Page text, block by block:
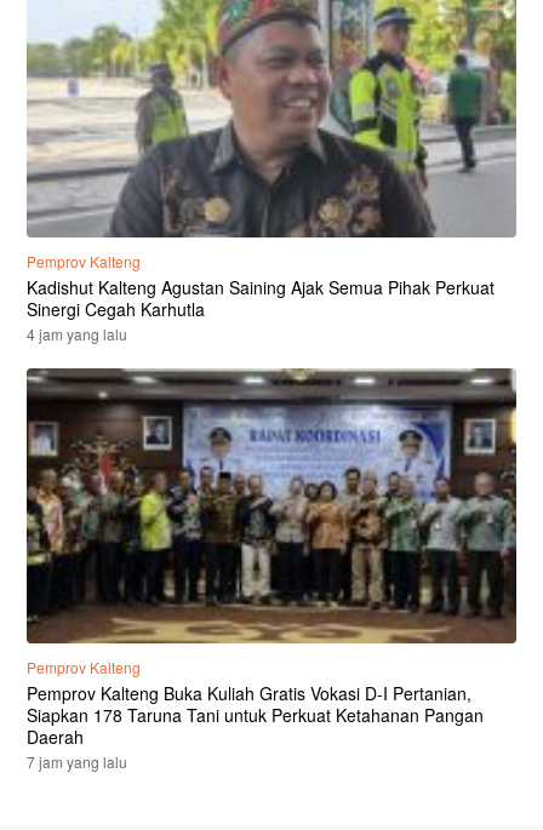
Pemprov Kalteng
Kadishut Kalteng Agustan Saining Ajak Semua Pihak Perkuat
Sinergi Cegah Karhutla
4 jam yang lalu
Pemprov Kalteng
Pemprov Kalteng Buka Kuliah Gratis Vokasi D-I Pertanian,
Siapkan 178 Taruna Tani untuk Perkuat Ketahanan Pangan
Daerah
7 jam yang lalu